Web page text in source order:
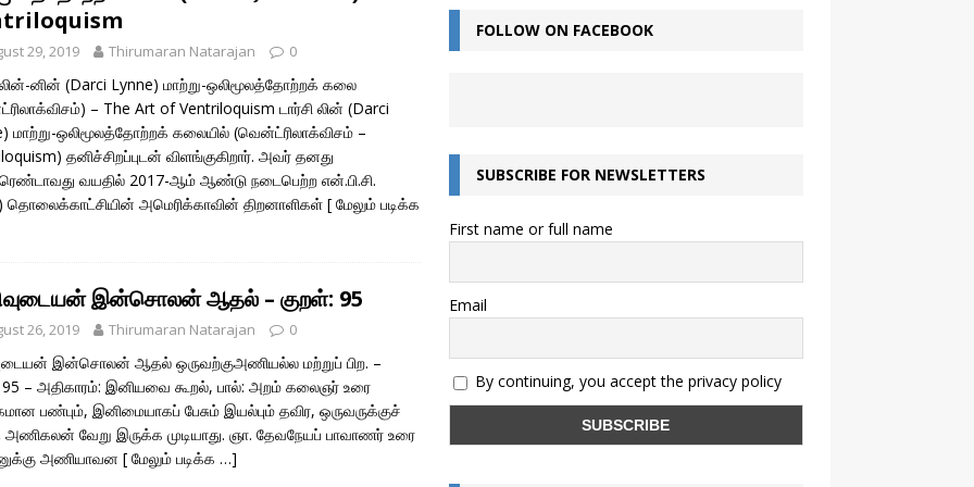
என்ன? – சொல்லின் வகைகள் யாவை? – இலக்கணம் அறிவோம்!
வகைகள் – இலக்கணம் அறிவோம்
இயல் தமிழ்
இலக்கண வகைகள் – இலக்கணம் அறிவோம்
இலக்கணம்
– இந்திய எண் முறை மற்றும் பன்னாட்டு எண் முறை (Indian and
அறிவியல் காரணம் என்ன? | குருவிரொட்டி
அறிவியல் /
29, 2019 Thirumaran Natarajan 0
லின்-னின் (Darci Lynne) மாற்று-ஒலிமூலத்தோற்றக் கலை
– The Art of Ventriloquism டார்சி லின் (Darci
மாற்று-ஒலிமூலத்தோற்றக் கலையில் (வென்ட்ரிலாக்விசம் –
தனிச்சிறப்புடன் விளங்குகிறார். அவர் தனது
வயதில் 2017-ஆம் ஆண்டு நடைபெற்ற என்.பி.சி.
தொலைக்காட்சியின் அமெரிக்காவின் திறனாளிகள் [ மேலும் படிக்க
இன்சொலன் ஆதல் – குறள்: 95
26, 2019 Thirumaran Natarajan 0
இன்சொலன் ஆதல் ஒருவற்குஅணியல்ல மற்றுப் பிற. –
95 – அதிகாரம்: இனியவை கூறல், பால்: அறம் கலைஞர் உரை
பண்பும், இனிமையாகப் பேசும் இயல்பும் தவிர, ஒருவருக்குச்
அணிகலன் வேறு இருக்க முடியாது. ஞா. தேவநேயப் பாவாணர் உரை
அணியாவன [ மேலும் படிக்க …]
FOLLOW ON FACEBOOK
SUBSCRIBE FOR NEWSLETTERS
First name or full name
Email
By continuing, you accept the privacy policy